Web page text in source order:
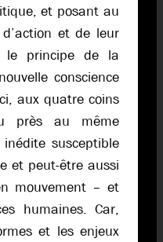
et posant au
et de leur
le principe de la
conscience
aux quatre coins
près au même
susceptible
et peut-être aussi
mouvement – et
humaines. Car,
et les enjeux